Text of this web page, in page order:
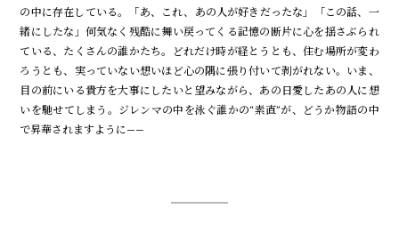
の中に存在している。「あ、これ、あの人が好きだったな」「この話、一
緒にしたな」何気なく残酷に舞い戻ってくる記憶の断片に心を揺さぶられ
ている、たくさんの誰かたち。どれだけ時が経とうとも、住む場所が変わ
ろうとも、実っていない想いほど心の隅に張り付いて剥がれない。いま、
目の前にいる貴方を大事にしたいと望みながら、あの日愛したあの人に想
いを馳せてしまう。ジレンマの中を泳ぐ誰かの“素直”が、どうか物語の中
で昇華されますように——